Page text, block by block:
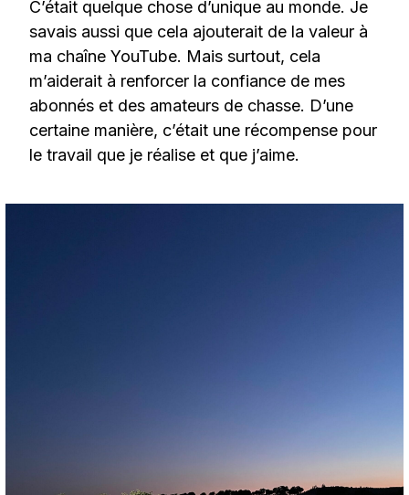
C’était quelque chose d’unique au monde. Je
savais aussi que cela ajouterait de la valeur à
ma chaîne YouTube. Mais surtout, cela
m’aiderait à renforcer la confiance de mes
abonnés et des amateurs de chasse. D’une
certaine manière, c’était une récompense pour
le travail que je réalise et que j’aime.